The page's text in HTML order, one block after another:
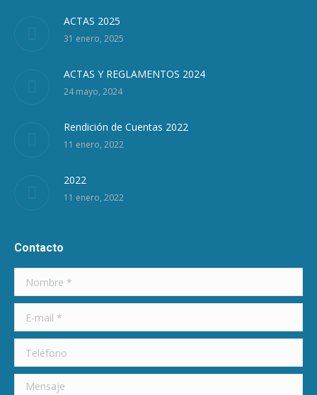
ACTAS 2025
31 enero, 2025
ACTAS Y REGLAMENTOS 2024
24 mayo, 2024
Rendición de Cuentas 2022
11 enero, 2022
2022
11 enero, 2022
Contacto
Nombre *
E-mail *
Teléfono
Mensaje